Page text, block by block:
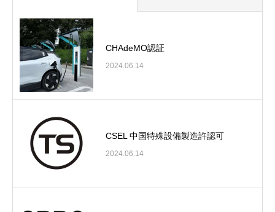
CHAdeMO認証
2024.06.14
CSEL 中国特殊設備製造許認可
2024.06.14